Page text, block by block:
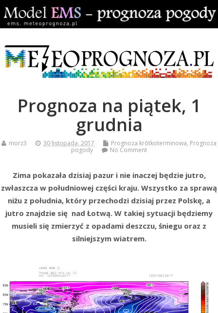
Prognoza na piątek, 1
grudnia
morz3 30 listopada, 2017 Prognoza krótkoterminowa, Prognoza
pogody
No Comment
Zima pokazała dzisiaj pazur i nie inaczej będzie jutro,
zwłaszcza w południowej części kraju. Wszystko za sprawą
niżu z południa, który przechodzi dzisiaj przez Polskę, a
jutro znajdzie się nad Łotwą. W takiej sytuacji będziemy
musieli się zmierzyć z opadami deszczu, śniegu oraz z
silniejszym wiatrem.